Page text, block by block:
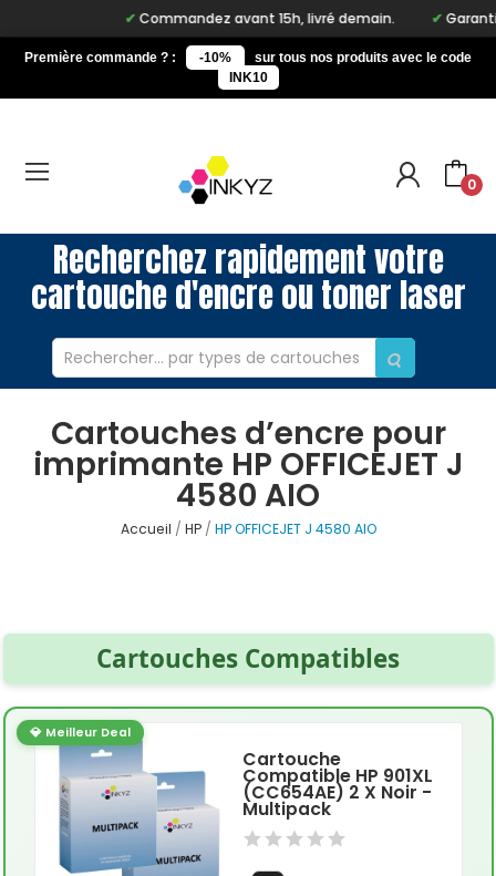
Commandez avant 15h, livré demain. Garantie
Première commande ? : -10%
sur tous nos produits avec le code
INK10
0
Recherchez rapidement votre
cartouche d'encre ou toner laser
Cartouches d’encre pour
imprimante HP OFFICEJET J
4580 AIO
Accueil HP HP OFFICEJET J 4580 AIO
Cartouches Compatibles
💎 Meilleur Deal
Cartouche
Compatible HP 901XL
(CC654AE) 2 X Noir -
Multipack